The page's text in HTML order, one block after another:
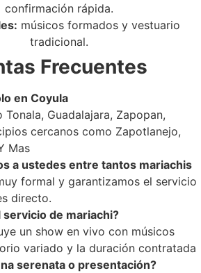
confirmación rápida.
músicos formados y vestuario
tradicional.
Frecuentes
en Coyula
Guadalajara, Zapopan,
cercanos como Zapotlanejo,
Mas
a ustedes entre tantos mariachis
formal y garantizamos el servicio
directo.
servicio de mariachi?
un show en vivo con músicos
variado y la duración contratada
serenata o presentación?